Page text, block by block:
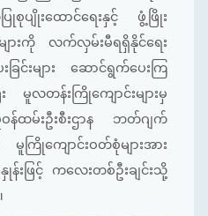
စုပျိုးထောင်ရေးနှင့် ဖွံ့ဖြိုး
ားကို လက်လှမ်းမီရရှိနိုင်ရေး
င်းများ ဆောင်ရွက်ပေးကြ
း မူလတန်းကြိုကျောင်းများမှ
ထမ်းဦးစီးဌာန ဘတ်ဂျက်
ကျောင်းဝတ်စုံများအား
းဖြင့် ကလေးတစ်ဦးချင်းသို့